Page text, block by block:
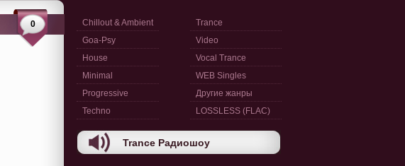
0
Chillout & Ambient
Goa-Psy
House
Minimal
Progressive
Techno
Trance
Video
Vocal Trance
WEB Singles
Другие жанры
LOSSLESS (FLAC)
Trance Радиошоу